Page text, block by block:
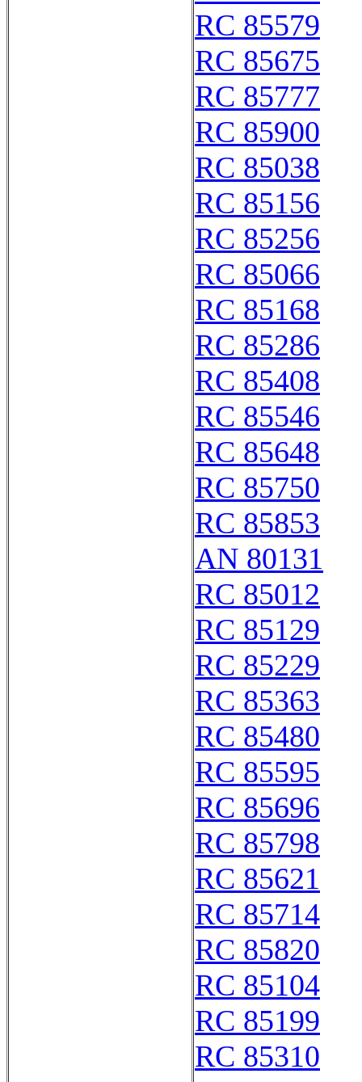
RC 85579
RC 85675
RC 85777
RC 85900
RC 85038
RC 85156
RC 85256
RC 85066
RC 85168
RC 85286
RC 85408
RC 85546
RC 85648
RC 85750
RC 85853
AN 80131
RC 85012
RC 85129
RC 85229
RC 85363
RC 85480
RC 85595
RC 85696
RC 85798
RC 85621
RC 85714
RC 85820
RC 85104
RC 85199
RC 85310